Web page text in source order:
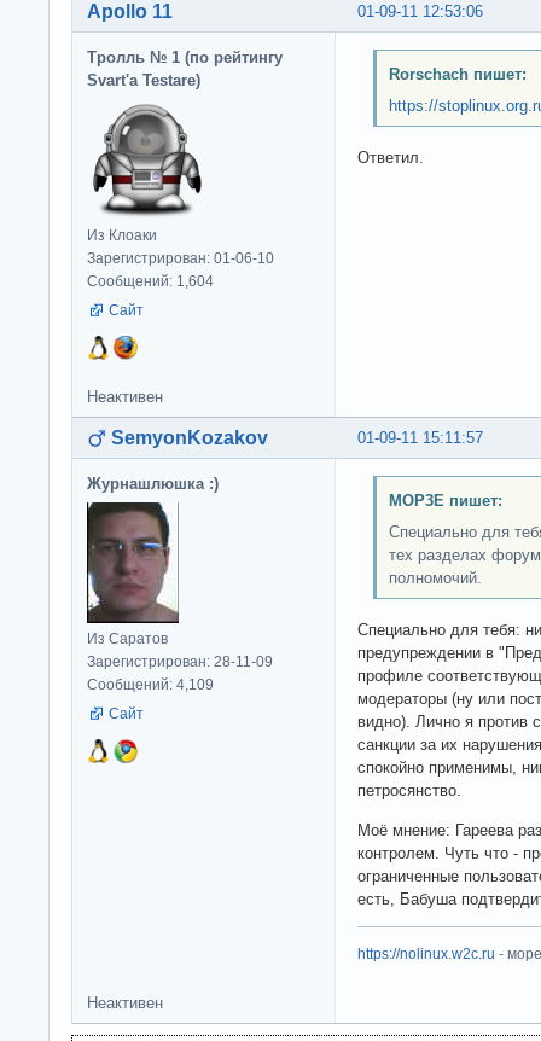
01-09-11 12:53:06
Apollo 11
Тролль № 1 (по рейтингу
Svart'а Testare)
Из Клоаки
Зарегистрирован: 01-06-10
Сообщений: 1,604
Сайт
Rorschach пишет:
https://
Ответил.
Неактивен
01-09-11 15:11:57
SemyonKozakov
Журнашлюшка :)
Из Саратов
Зарегистрирован: 28-11-09
Сообщений: 4,109
Сайт
MOP3E пишет:
Специально для
тех разделах
полномочий.
Специально для тебя:
предупреждении в
профиле
модераторы (ну или
видно). Лично я против
санкции за их
спокойно применимы,
петросянство.
Моё мнение: Гареева
контролем. Чуть что -
ограниченные
есть, Бабуша
https://nolinux.w2c.ru -
Неактивен